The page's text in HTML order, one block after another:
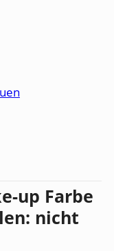
up Farbe
nicht